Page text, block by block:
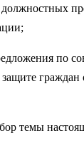
должностных
по
защите
темы